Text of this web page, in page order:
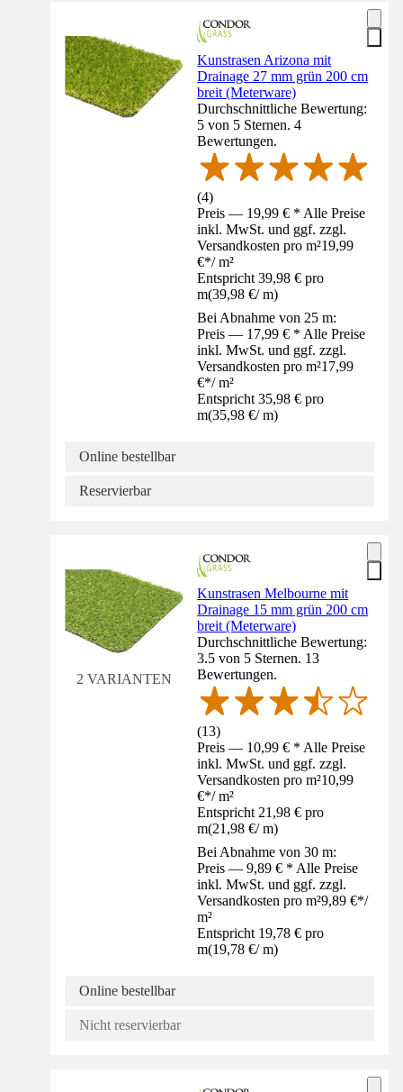
Kunstrasen Arizona mit
Drainage 27 mm grün 200 cm
breit (Meterware)
Durchschnittliche Bewertung:
5 von 5 Sternen. 4
Bewertungen.
(4)
Preis — 19,99 € * Alle Preise
inkl. MwSt. und ggf. zzgl.
Versandkosten pro m²19,99
€*/ m²
Entspricht 39,98 € pro
m(39,98 €/ m)
Bei Abnahme von 25 m:
Preis — 17,99 € * Alle Preise
inkl. MwSt. und ggf. zzgl.
Versandkosten pro m²17,99
€*/ m²
Entspricht 35,98 € pro
m(35,98 €/ m)
Online bestellbar
Reservierbar
2 VARIANTEN
Kunstrasen Melbourne mit
Drainage 15 mm grün 200 cm
breit (Meterware)
Durchschnittliche Bewertung:
3.5 von 5 Sternen. 13
Bewertungen.
(13)
Preis — 10,99 € * Alle Preise
inkl. MwSt. und ggf. zzgl.
Versandkosten pro m²10,99
€*/ m²
Entspricht 21,98 € pro
m(21,98 €/ m)
Bei Abnahme von 30 m:
Preis — 9,89 € * Alle Preise
inkl. MwSt. und ggf. zzgl.
Versandkosten pro m²9,89 €*/
m²
Entspricht 19,78 € pro
m(19,78 €/ m)
Online bestellbar
Nicht reservierbar